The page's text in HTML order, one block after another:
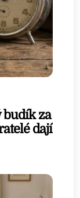
budík za
dají